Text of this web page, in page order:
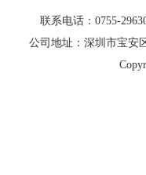
联系电话：0755-
公司地址：深圳市宝